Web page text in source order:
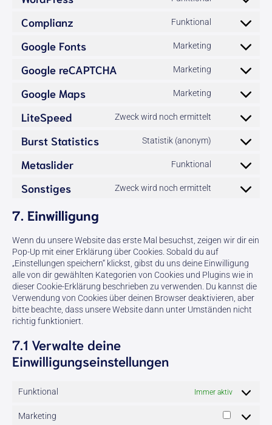
service
Consent
service
Complianz Funktional
Consent
service
Google Fonts Marketing
Consent
service
Google reCAPTCHA Marketing
Consent
service
recaptcha
Google Maps Marketing
Consent
service
LiteSpeed Zweck wird noch ermittelt
Consent
service
Burst Statistics Statistik (anonym)
Consent
service
statistics
Metaslider Funktional
Consent
service
Sonstiges Zweck wird noch ermittelt
Consent
7. Einwilligung
Wenn du unsere Website das erste Mal besuchst, zeigen wir dir ein
Pop-Up mit einer Erklärung über Cookies. Sobald du auf
„Einstellungen speichern“ klickst, gibst du uns deine Einwilligung
alle von dir gewählten Kategorien von Cookies und Plugins wie in
dieser Cookie-Erklärung beschrieben zu verwenden. Du kannst die
Verwendung von Cookies über deinen Browser deaktivieren, aber
bitte beachte, dass unsere Website dann unter Umständen nicht
richtig funktioniert.
7.1 Verwalte deine
Einwilligungseinstellungen
Funktional Immer aktiv
Marketing
Marketing